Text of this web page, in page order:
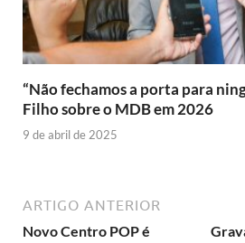
“Não fechamos a porta para
Filho sobre o MDB em 2026
9 de abril de 2025
ARTIGO ANTERIOR
Novo Centro POP é